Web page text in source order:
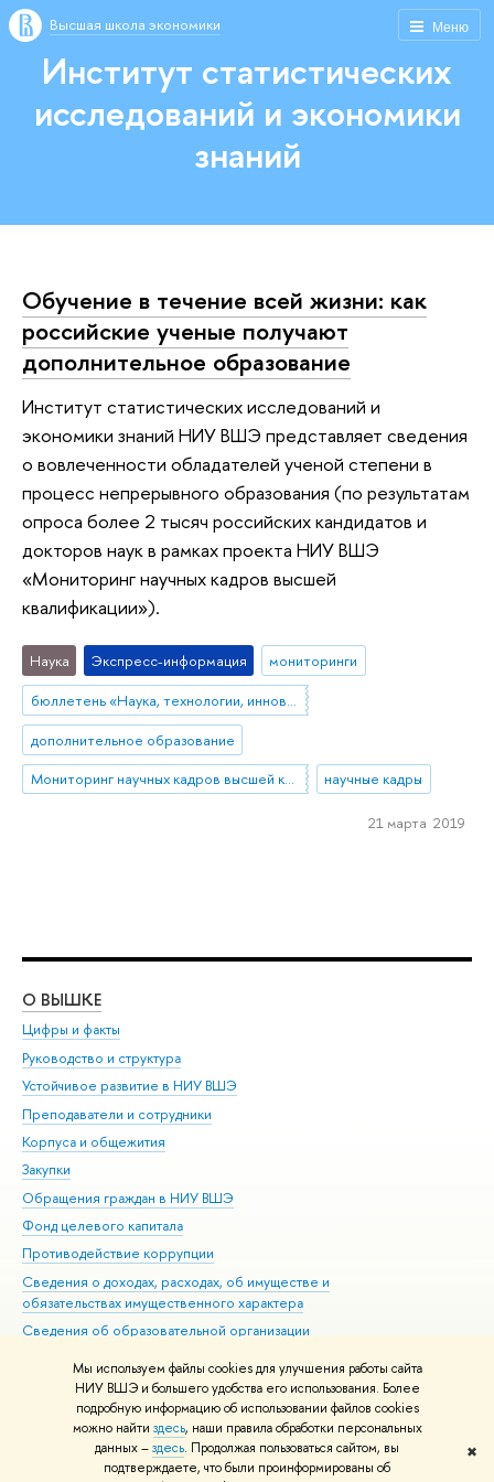
Мы используем файлы cookies для улучшения работы сайта
НИУ ВШЭ и большего удобства его использования. Более
подробную информацию об использовании файлов cookies
можно найти здесь, наши правила обработки персональных
данных –здесь. Продолжая пользоваться сайтом, вы
подтверждаете, что были проинформированы об
✖
Меню
Высшая школа экономики
Институт статистических
исследований и экономики
знаний
Обучение в течение всей жизни: как
российские ученые получают
дополнительное образование
Институт статистических исследований и
экономики знаний НИУ ВШЭ представляет сведения
о вовлеченности обладателей ученой степени в
процесс непрерывного образования (по результатам
опроса более 2 тысяч российских кандидатов и
докторов наук в рамках проекта НИУ ВШЭ
«Мониторинг научных кадров высшей
квалификации»).
Наука Экспресс-информация
мониторинги
бюллетень «Наука, технологии, инновации»
дополнительное образование
Мониторинг научных кадров высшей квалификации
научные кадры
21 марта 2019
О ВЫШКЕ
Цифры и факты
Руководство и структура
Устойчивое развитие в НИУ ВШЭ
Преподаватели и сотрудники
Корпуса и общежития
Закупки
Обращения граждан в НИУ ВШЭ
Фонд целевого капитала
Противодействие коррупции
Сведения о доходах, расходах, об имуществе и
обязательствах имущественного характера
Сведения об образовательной организации
Людям с ограниченными возможностями здоровья
Единая платежная страница
Работа в Вышке